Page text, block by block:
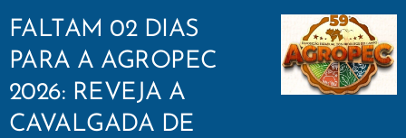
FALTAM 02 DIAS
PARA A AGROPEC
2026: REVEJA A
CAVALGADA DE